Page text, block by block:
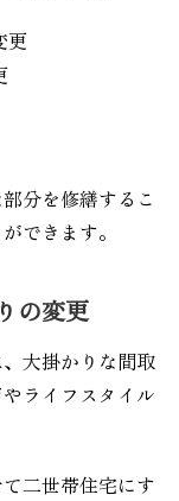
更
分を修繕するこ
できます。
の変更
大掛かりな間取
ライフスタイル
二世帯住宅にす